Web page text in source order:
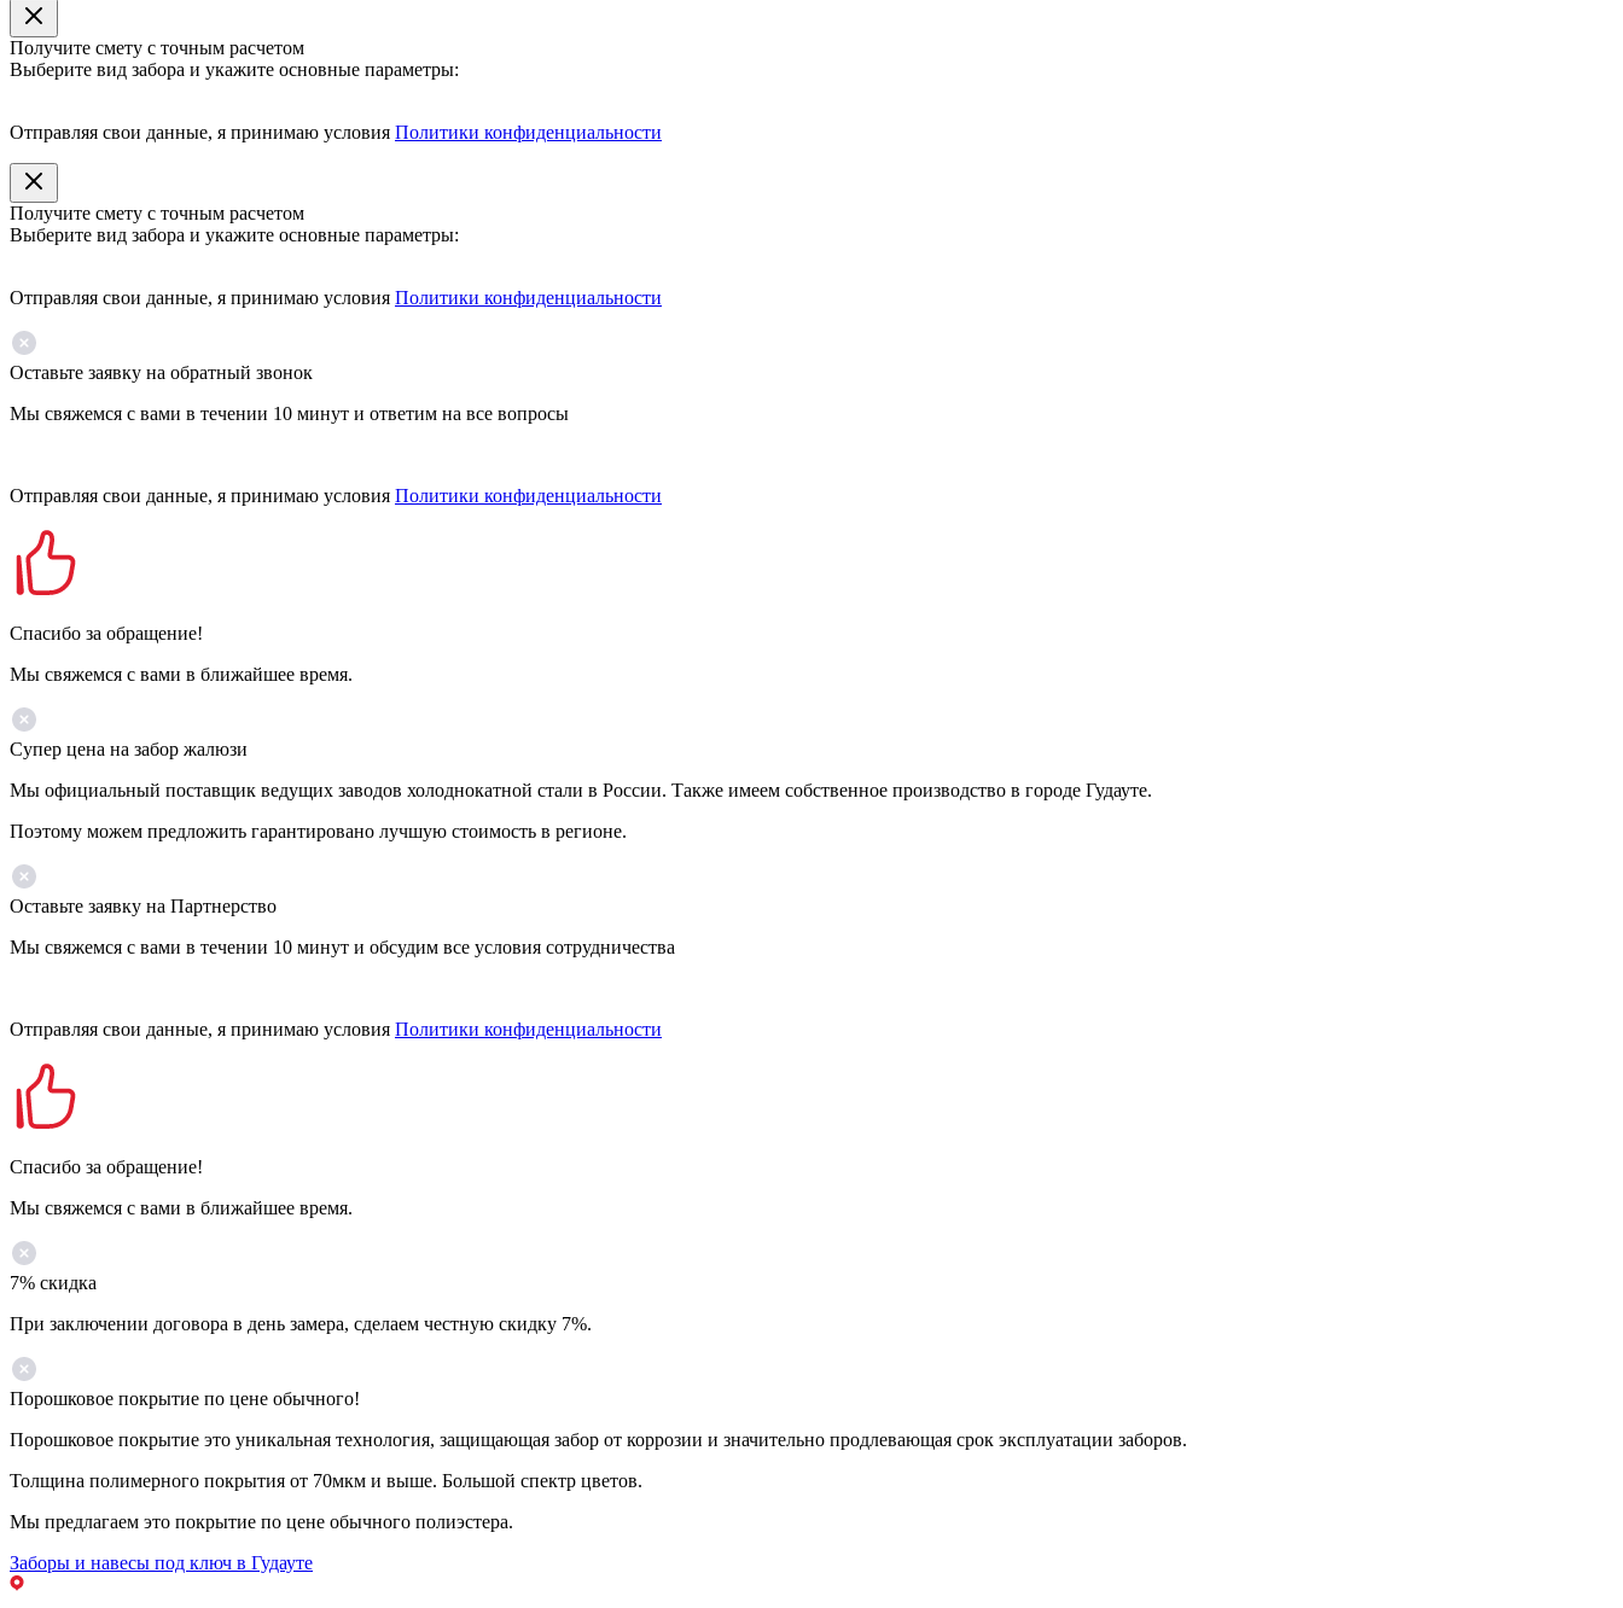
Получите смету с точным расчетом
Выберите вид забора и укажите основные параметры:
Отправляя свои данные, я принимаю условия Политики конфиденциальности
Получите смету с точным расчетом
Выберите вид забора и укажите основные параметры:
Отправляя свои данные, я принимаю условия Политики конфиденциальности
Оставьте заявку на обратный звонок
Мы свяжемся с вами в течении 10 минут и ответим на все вопросы
Отправляя свои данные, я принимаю условия Политики конфиденциальности
Спасибо за обращение!
Мы свяжемся с вами в ближайшее время.
Супер цена на забор жалюзи
Мы официальный поставщик ведущих заводов холоднокатной стали в России. Также имеем собственное производство в городе Гудауте.
Поэтому можем предложить гарантировано лучшую стоимость в регионе.
Оставьте заявку на Партнерство
Мы свяжемся с вами в течении 10 минут и обсудим все условия сотрудничества
Отправляя свои данные, я принимаю условия Политики конфиденциальности
Спасибо за обращение!
Мы свяжемся с вами в ближайшее время.
7% скидка
При заключении договора в день замера, сделаем честную скидку 7%.
Порошковое покрытие по цене обычного!
Порошковое покрытие это уникальная технология, защищающая забор от коррозии и значительно продлевающая срок эксплуатации заборов.
Толщина полимерного покрытия от 70мкм и выше. Большой спектр цветов.
Мы предлагаем это покрытие по цене обычного полиэстера.
Заборы и навесы под ключ в Гудауте